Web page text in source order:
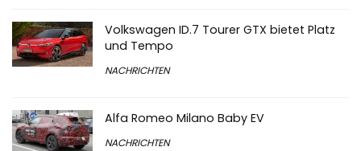
Volkswagen ID.7 Tourer GTX bietet Platz
und Tempo
NACHRICHTEN
Alfa Romeo Milano Baby EV
NACHRICHTEN